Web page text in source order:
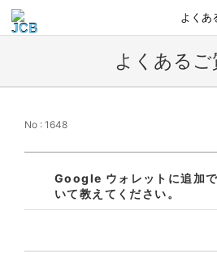
よくあ
よくあるご
No : 1648
Google ウォレットに追加
いて教えてください。